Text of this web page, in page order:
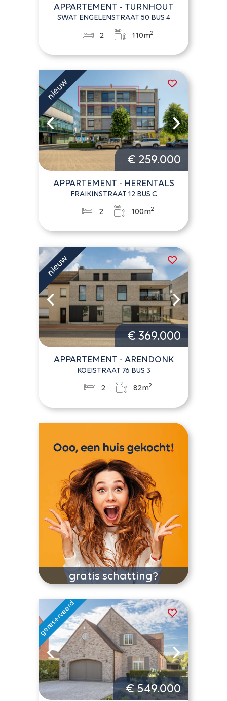
APPARTEMENT - TURNHOUT
SWAT ENGELENSTRAAT 50 BUS 4
2 110m2
€ 259.000
APPARTEMENT - HERENTALS
FRAIKINSTRAAT 12 BUS C
2 100m2
€ 369.000
APPARTEMENT - ARENDONK
KOEISTRAAT 76 BUS 3
2 82m2
gratis schatting?
€ 549.000